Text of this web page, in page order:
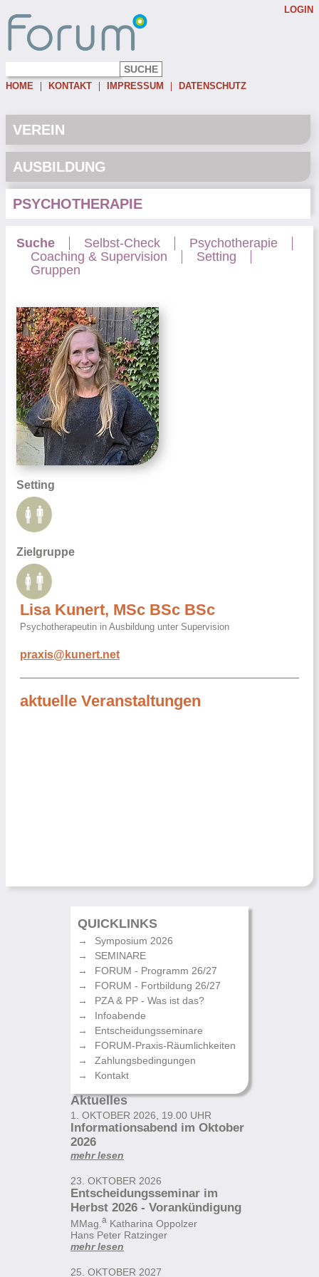
HOME KONTAKT IMPRESSUM DATENSCHUTZ
LOGIN
Password:
VEREIN
AUSBILDUNG
PSYCHOTHERAPIE
Suche Selbst-Check
Psychotherapie
Coaching & Supervision
Setting
Gruppen
Setting
Zielgruppe
Lisa Kunert, MSc BSc BSc
Psychotherapeutin in Ausbildung unter Supervision
praxis@kunert.net
aktuelle Veranstaltungen
QUICKLINKS
Symposium 2026
SEMINARE
FORUM - Programm 26/27
FORUM - Fortbildung 26/27
PZA & PP - Was ist das?
Infoabende
Entscheidungsseminare
FORUM-Praxis-Räumlichkeiten
Zahlungsbedingungen
Kontakt
Aktuelles
1. OKTOBER 2026, 19.00 UHR
Informationsabend im Oktober
2026
mehr lesen
23. OKTOBER 2026
Entscheidungsseminar im
Herbst 2026 - Vorankündigung
MMag. a Katharina Oppolzer
Hans Peter Ratzinger
mehr lesen
25. OKTOBER 2027